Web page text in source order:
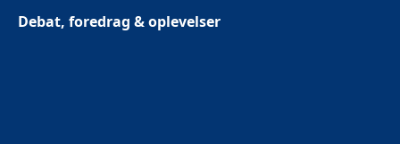
Debat, foredrag & oplevelser